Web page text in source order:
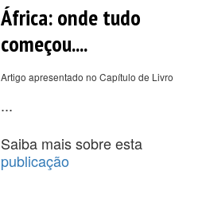
África: onde tudo
começou....
Artigo apresentado no Capítulo de Livro
...
Saiba mais sobre esta
publicação